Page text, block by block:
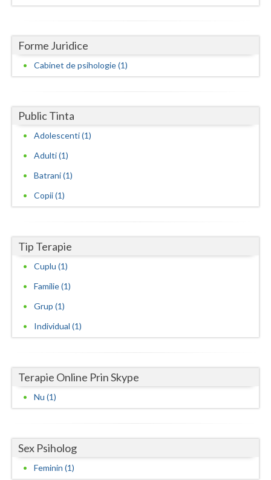
Ialomita
Iasi
Maramures
Mehedinti
Mures
Olt
Salaj
Sibiu
Suceava
Timis
Tulcea
Vaslui
Vrancea
Forme Juridice
Cabinet de psihologie (1)
Public Tinta
Adolescenti (1)
Adulti (1)
Batrani (1)
Copii (1)
Tip Terapie
Cuplu (1)
Familie (1)
Grup (1)
Individual (1)
Terapie Online Prin Skype
Nu (1)
Sex Psiholog
Feminin (1)